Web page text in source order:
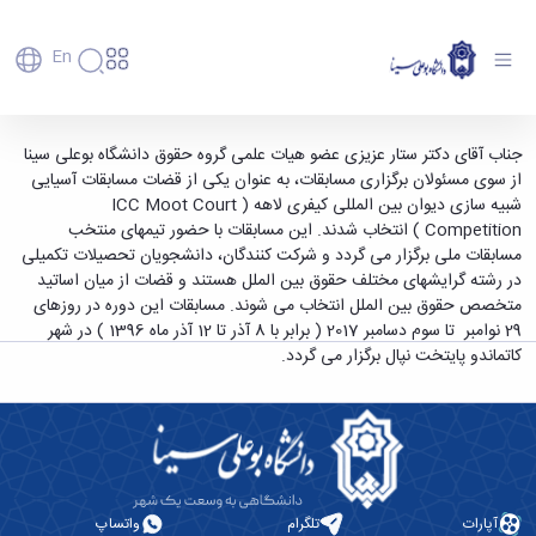
En
دانشگاه
تاریخچه
و
معرفی
برنامه
راهبردی
دانشگاه
نقشه
دانشگاه
ساختار
سازمانی
معاونت
آموزش
پذیرش
کارشناسی
تحصیلات
تکمیلی
پسا
دکترا
استعدادهای
درخشان
دانشجویان
غیرایرانی
حمایت‌های
تحصیلی
پژوهش
فناوری و
کارآفرینی
دفتر
ارتباط
با
صنعت
پردیس
علم
دانشکده‌ها
پردیس
اصلی
مهندسی
کشاورزی
شیمی
و
علوم
علوم
معماری
رفاهی
رفاهی
پرسنل
اداره
رفاه
کارکنان
مهمانسرای
رفاهی
اعضای
هیأت
علمی
کارکنان
دانشجویان
فارغ
فوق
علمی
پیشخوان
انتخاب آقای دکتر ستار عزیزی به عنوان قاضی
مسابقات آسیایی شبیه سازی دیوان بین المللی
دانشگاه بوعلی سینا همدان
جناب آقای دکتر ستار عزیزی عضو هیات علمی گروه حقوق دانشگاه بوعلی سینا
از سوی مسئولان برگزاری مسابقات، به عنوان یکی از قضات مسابقات آسیایی
شبیه سازی دیوان بین المللی کیفری لاهه ( ICC Moot Court
Competition ) انتخاب شدند. این مسابقات با حضور تیمهای منتخب
مسابقات ملی برگزار می گردد و شرکت کنندگان، دانشجویان تحصیلات تکمیلی
در رشته گرایشهای مختلف حقوق بین الملل هستند و قضات از میان اساتید
متخصص حقوق بین الملل انتخاب می شوند. مسابقات این دوره در روزهای
29 نوامبر تا سوم دسامبر 2017 ( برابر با 8 آذر تا 12 آذر ماه 1396 ) در شهر
کاتماندو پایتخت نپال برگزار می گردد.
آپارات تلگرام واتساپ